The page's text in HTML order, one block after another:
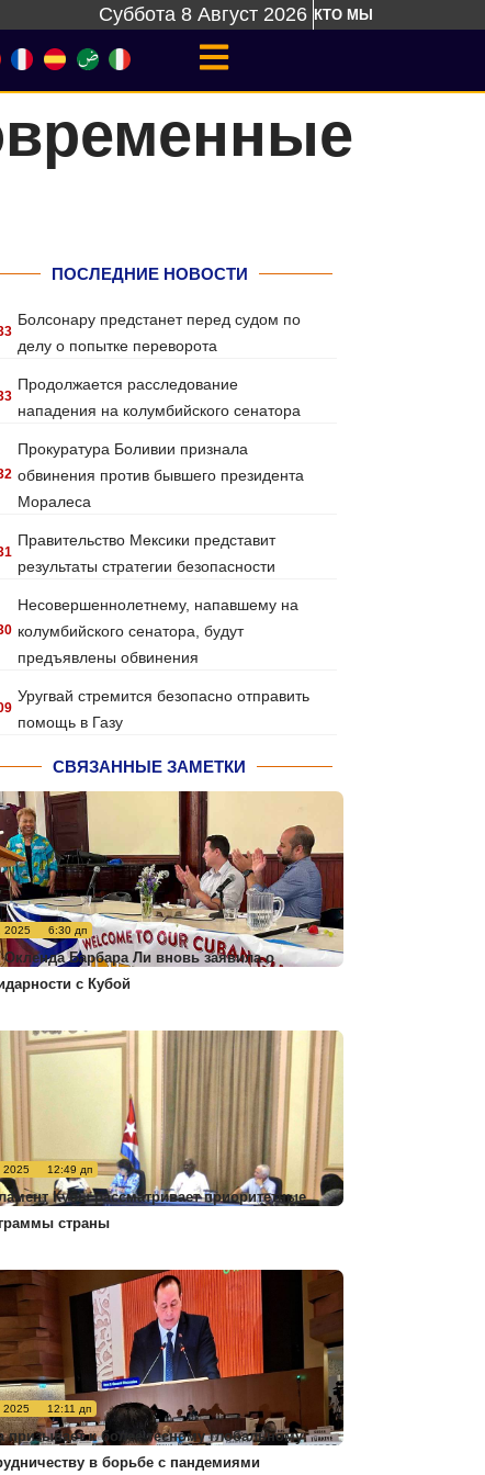
Суббота 8 Август 2026 КТО МЫ
ПОСЛЕДНИЕ НОВОСТИ
Болсонару предстанет перед судом по
делу о попытке переворота
Продолжается расследование
нападения на колумбийского сенатора
Прокуратура Боливии признала
обвинения против бывшего президента
Моралеса
Правительство Мексики представит
результаты стратегии безопасности
Несовершеннолетнему, напавшему на
колумбийского сенатора, будут
предъявлены обвинения
Уругвай стремится безопасно отправить
помощь в Газу
СВЯЗАННЫЕ ЗАМЕТКИ
2025 6:30 дп
Барбара Ли вновь заявила о
с Кубой
2025 12:49 дп
Кубы рассматривает приоритетные
страны
2025 12:11 дп
призывает к более тесному глобальному
в борьбе с пандемиями